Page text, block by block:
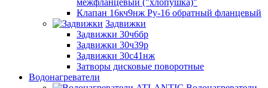
Клапан 16кч9нж Ру-16 обратный фланцевый
Задвижки
Задвижки 30ч6бр
Задвижки 30ч39р
Задвижки 30с41нж
Затворы дисковые поворотные
Водонагреватели